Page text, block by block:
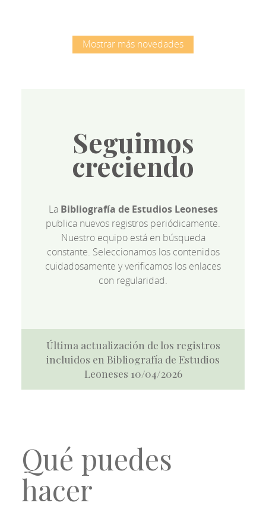
Mostrar más novedades
Seguimos
creciendo
La Bibliografía de Estudios Leoneses
publica nuevos registros periódicamente.
Nuestro equipo está en búsqueda
constante. Seleccionamos los contenidos
cuidadosamente y verificamos los enlaces
con regularidad.
Última actualización de los registros
incluidos en Bibliografía de Estudios
Leoneses 10/04/2026
Qué puedes
hacer